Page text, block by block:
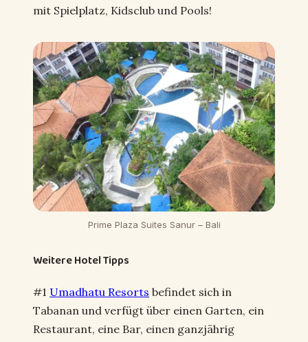
mit Spielplatz, Kidsclub und Pools!
Prime Plaza Suites Sanur – Bali
Weitere Hotel Tipps
#1 Umadhatu Resorts befindet sich in
Tabanan und verfügt über einen Garten, ein
Restaurant, eine Bar, einen ganzjährig